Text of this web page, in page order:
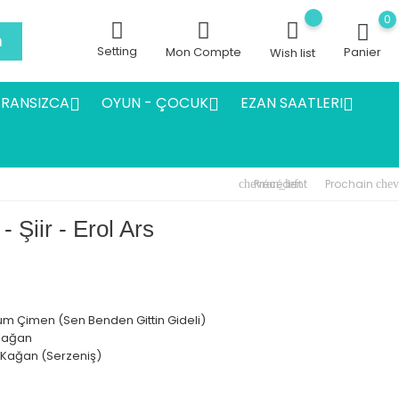
Setting Mon Compte Wish list
0
Panier
 OYUN - ÇOCUK EZAN SAATLERI
chevron_left
Précédent Prochain
Şiir - Erol Ars
Çimen (Sen Benden Gittin Gideli)
(Serzeniş)